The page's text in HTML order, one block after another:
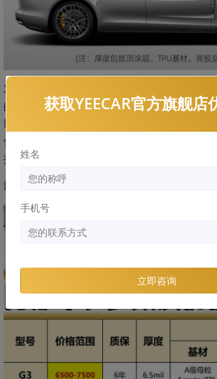
对于奥迪a8车主来说，选择适合的艺卡车
的。通过本文的介绍，我们可以了解到艺
PLUS系列和艺卡G5系列都是非常不错的选
保护车辆的外观还是延长车辆的使用寿命，
提供最佳的保护效果。
以下是具体的艺卡车衣参数一览表
获取YEECAR官方旗舰店
姓名
手机号
立即咨询